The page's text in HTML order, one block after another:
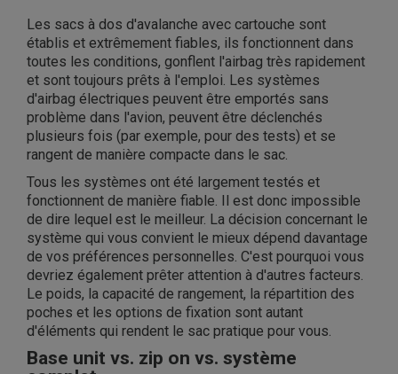
Les sacs à dos d'avalanche avec cartouche sont
établis et extrêmement fiables, ils fonctionnent dans
toutes les conditions, gonflent l'airbag très rapidement
et sont toujours prêts à l'emploi. Les systèmes
d'airbag électriques peuvent être emportés sans
problème dans l'avion, peuvent être déclenchés
plusieurs fois (par exemple, pour des tests) et se
rangent de manière compacte dans le sac.
Tous les systèmes ont été largement testés et
fonctionnent de manière fiable. Il est donc impossible
de dire lequel est le meilleur. La décision concernant le
système qui vous convient le mieux dépend davantage
de vos préférences personnelles. C'est pourquoi vous
devriez également prêter attention à d'autres facteurs.
Le poids, la capacité de rangement, la répartition des
poches et les options de fixation sont autant
d'éléments qui rendent le sac pratique pour vous.
Base unit vs. zip on vs. système